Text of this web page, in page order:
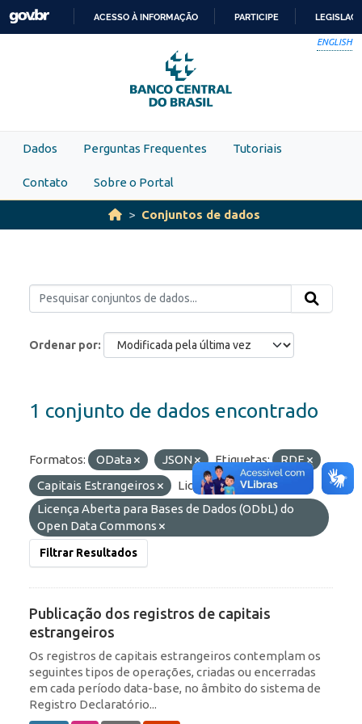
Skip to main content
PARA
O
CONTEÚDO
ACESSO À INFORMAÇÃO PARTICIPE
ENGLISH
Dados Perguntas Frequentes Tutoriais
Contato Sobre o Portal
Conjuntos de dados
Ordenar por
1 conjunto de dados encontrado
Formatos: OData JSON Etiquetas:
RDE
Capitais Estrangeiros
Licenças:
Licença Aberta para Bases de Dados (ODbL) do
Open Data Commons
Filtrar Resultados
Publicação dos registros de capitais
estrangeiros
Os registros de capitais estrangeiros contemplam os
seguintes tipos de operações, criadas ou encerradas
em cada período data-base, no âmbito do sistema de
Registro Declaratório...